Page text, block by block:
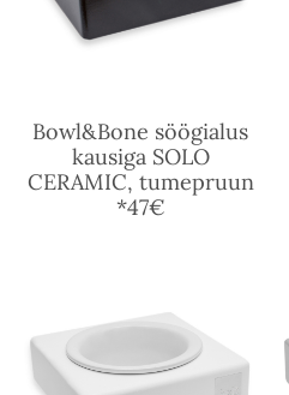
Bowl&Bone söögialus
kausiga SOLO
CERAMIC, tumepruun
*47€